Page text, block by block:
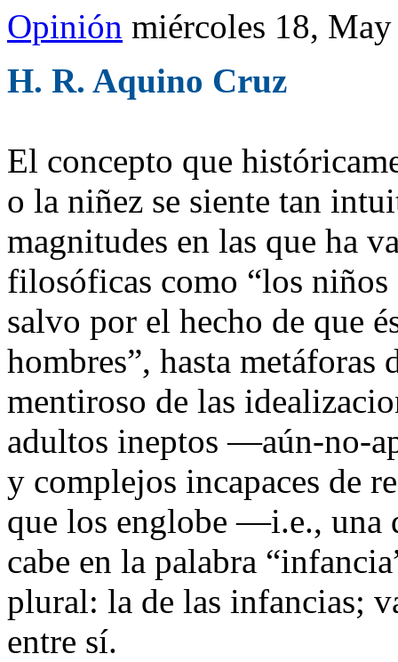
Opinión miércoles 18,
H. R. Aquino Cruz
El concepto que
o la niñez se siente tan
magnitudes en las que ha
filosóficas como “los niños
salvo por el hecho de que
hombres”, hasta metáforas
mentiroso de las
adultos ineptos —aún-no-
y complejos incapaces de
que los englobe —i.e., una
cabe en la palabra
plural: la de las infancias;
entre sí.